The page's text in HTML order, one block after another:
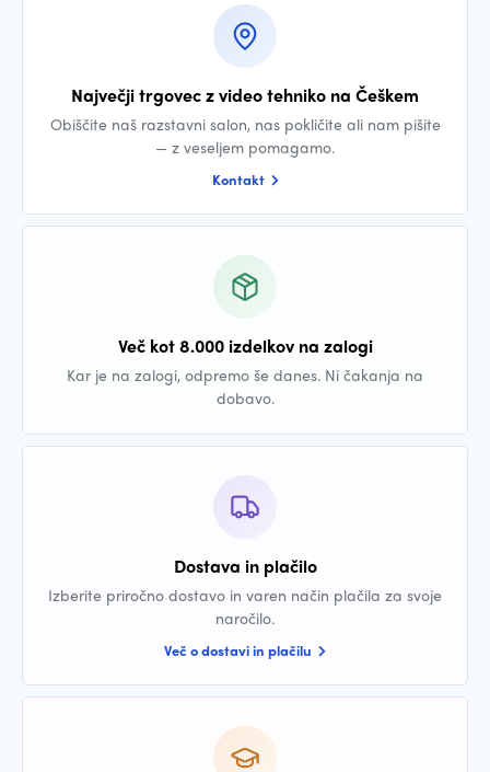
Največji trgovec z video tehniko na Češkem
Obiščite naš razstavni salon, nas pokličite ali nam pišite
— z veseljem pomagamo.
Kontakt
Več kot 8.000 izdelkov na zalogi
Kar je na zalogi, odpremo še danes. Ni čakanja na
dobavo.
Dostava in plačilo
Izberite priročno dostavo in varen način plačila za svoje
naročilo.
Več o dostavi in plačilu